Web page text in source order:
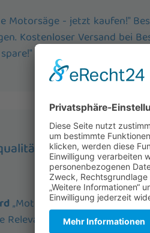
Motorsäge - jetzt kaufen!"
Kostenloser Versand bei
„Motorsäge“ sowohl im Titel
Relevanz erhöht.